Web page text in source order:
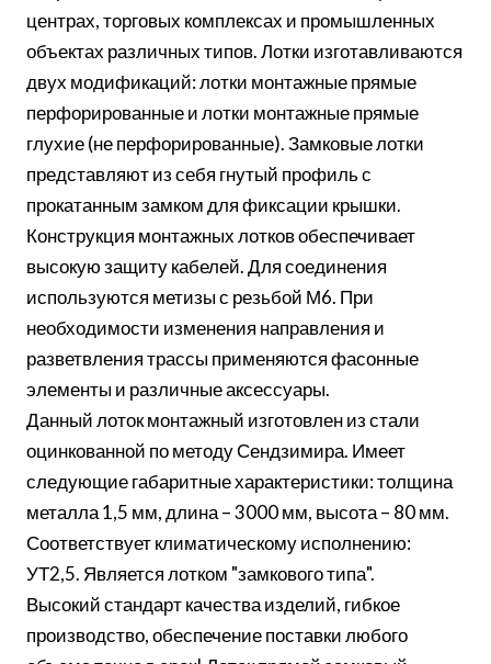
центрах, торговых комплексах и промышленных
объектах различных типов. Лотки изготавливаются
двух модификаций: лотки монтажные прямые
перфорированные и лотки монтажные прямые
глухие (не перфорированные). Замковые лотки
представляют из себя гнутый профиль с
прокатанным замком для фиксации крышки.
Конструкция монтажных лотков обеспечивает
высокую защиту кабелей. Для соединения
используются метизы с резьбой М6. При
необходимости изменения направления и
разветвления трассы применяются фасонные
элементы и различные аксессуары.
Данный лоток монтажный изготовлен из стали
оцинкованной по методу Сендзимира. Имеет
следующие габаритные характеристики: толщина
металла 1,5 мм, длина – 3000 мм, высота – 80 мм.
Соответствует климатическому исполнению:
УТ2,5. Является лотком "замкового типа".
Высокий стандарт качества изделий, гибкое
производство, обеспечение поставки любого